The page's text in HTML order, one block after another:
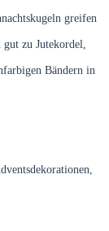
greifen
gut zu Jutekordel,
Bändern in